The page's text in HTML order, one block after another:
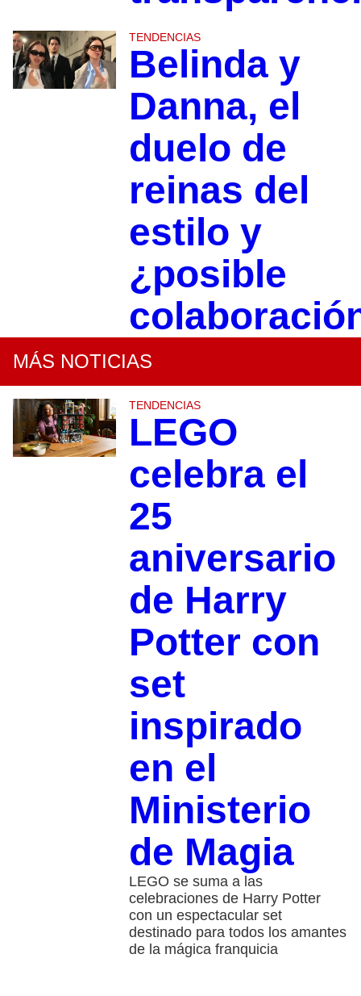
TENDENCIAS
Belinda y
Danna, el
duelo de
reinas del
estilo y
¿posible
MÁS NOTICIAS
TENDENCIAS
LEGO
celebra el
25
aniversario
de Harry
Potter con
set
inspirado
en el
Ministerio
de Magia
LEGO se suma a las
celebraciones de Harry Potter
con un espectacular set
destinado para todos los amantes
de la mágica franquicia